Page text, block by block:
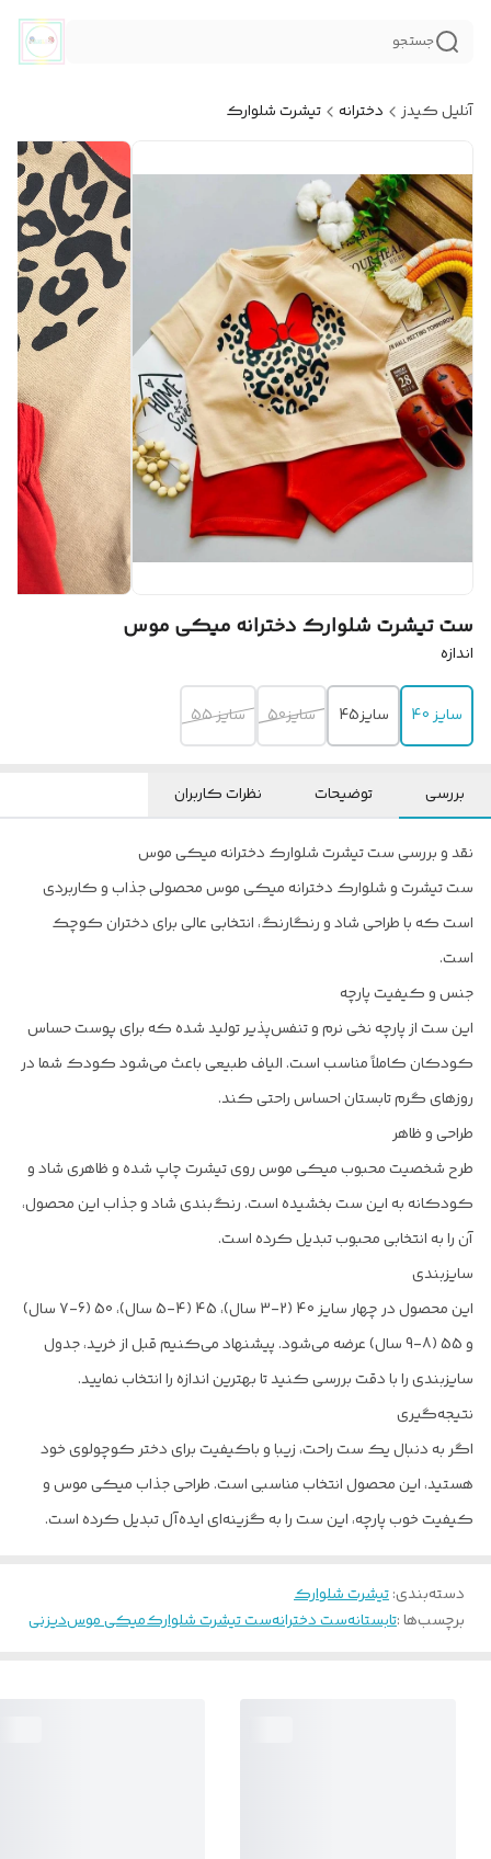
جستجو
آنلیل کیدز دخترانه تیشرت شلوارک
ست تیشرت شلوارک دخترانه میکی موس
اندازه
سایز 40 سایز45 سایز50 سایز 55
بررسی توضیحات نظرات کاربران
نقد و بررسی ست تیشرت شلوارک دخترانه میکی موس
ست تیشرت و شلوارک دخترانه میکی موس محصولی جذاب و کاربردی
است که با طراحی شاد و رنگارنگ، انتخابی عالی برای دختران کوچک
است.
جنس و کیفیت پارچه
این ست از پارچه نخی نرم و تنفس‌پذیر تولید شده که برای پوست حساس
کودکان کاملاً مناسب است. الیاف طبیعی باعث می‌شود کودک شما در
روزهای گرم تابستان احساس راحتی کند.
طراحی و ظاهر
طرح شخصیت محبوب میکی موس روی تیشرت چاپ شده و ظاهری شاد و
کودکانه به این ست بخشیده است. رنگ‌بندی شاد و جذاب این محصول،
آن را به انتخابی محبوب تبدیل کرده است.
سایزبندی
این محصول در چهار سایز 40 (2-3 سال)، 45 (4-5 سال)، 50 (6-7 سال)
و 55 (8-9 سال) عرضه می‌شود. پیشنهاد می‌کنیم قبل از خرید، جدول
سایزبندی را با دقت بررسی کنید تا بهترین اندازه را انتخاب نمایید.
نتیجه‌گیری
اگر به دنبال یک ست راحت، زیبا و باکیفیت برای دختر کوچولوی خود
هستید، این محصول انتخاب مناسبی است. طراحی جذاب میکی موس و
کیفیت خوب پارچه، این ست را به گزینه‌ای ایده‌آل تبدیل کرده است.
دسته‌بندی:تیشرت شلوارک
برچسب‌ها :تابستانهست دخترانهست تیشرت شلوارکمیکی موسدیزنی